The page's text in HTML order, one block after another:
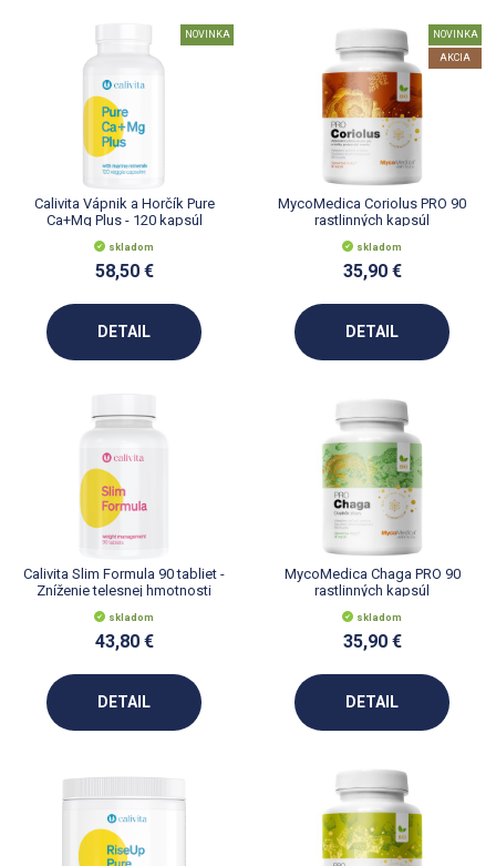
NOVINKA
Calivita Vápnik a Horčík Pure
Ca+Mg Plus - 120 kapsúl
skladom
58,50 €
DETAIL
NOVINKA
AKCIA
MycoMedica Coriolus PRO 90
rastlinných kapsúl
skladom
35,90 €
DETAIL
Calivita Slim Formula 90 tabliet -
Zníženie telesnej hmotnosti
skladom
43,80 €
DETAIL
MycoMedica Chaga PRO 90
rastlinných kapsúl
skladom
35,90 €
DETAIL